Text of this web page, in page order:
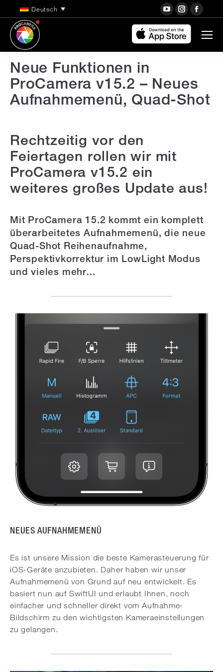
Deutsch
YouTube
page
opens
in
Instagram
page
opens
in
page
Neue Funktionen in
ProCamera v15.2 – Neues
Aufnahmemenü, Quad-Shot
Rechtzeitig vor den
Feiertagen rollen wir mit
ProCamera v15.2 ein
weiteres großes Update aus!
Mit ProCamera 15.2 kommt ein komplett
überarbeitetes Aufnahmemenü, die neue
Quad-Shot Reihenaufnahme,
Perspektivkorrektur im LowLight Modus
und vieles mehr…
NEUES AUFNAHMEMENÜ
Es ist unsere Mission die beste Kamerasteuerung für
iOS-Geräte anzubieten. Daher haben wir unser
Aufnahmemenü von Grund auf neu entwickelt. Es
basiert nun auf SwiftUI und erlaubt Ihnen, noch
einfacher und schneller direkt vom Aufnahme-
Bildschirm zu den wichtigsten Kameraeinstellungen
zu gelangen.